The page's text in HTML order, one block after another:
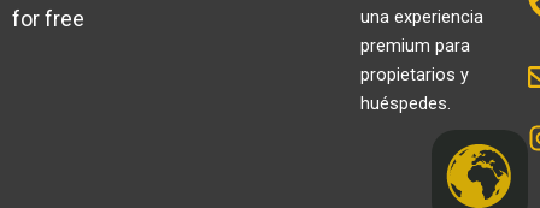
for free
una experiencia
premium para
propietarios y
huéspedes.